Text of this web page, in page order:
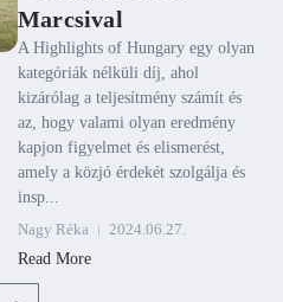
Marcsival
A Highlights of Hungary egy olyan
kategóriák nélküli díj, ahol
kizárólag a teljesítmény számít és
az, hogy valami olyan eredmény
kapjon figyelmet és elismerést,
amely a közjó érdekét szolgálja és
insp...
Nagy Réka
2024.06.27.
Read More